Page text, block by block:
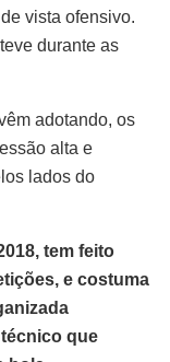
vista ofensivo.
durante as
adotando, os
alta e
lados do
tem feito
e costuma
que